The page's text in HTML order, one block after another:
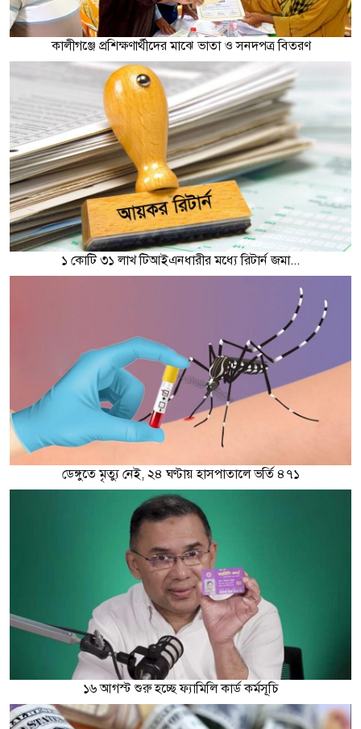
কালীগঞ্জে প্রশিক্ষণার্থীদের মাঝে ভাতা ও সনদপত্র বিতরণ
১ কোটি ৩১ লাখ টিআইএনধারীর মধ্যে রিটার্ন জমা...
ডেঙ্গুতে মৃত্যু নেই, ২৪ ঘণ্টায় হাসপাতালে ভর্তি ৪৭১
১৬ আগস্ট শুরু হচ্ছে ফ্যামিলি কার্ড কর্মসূচি